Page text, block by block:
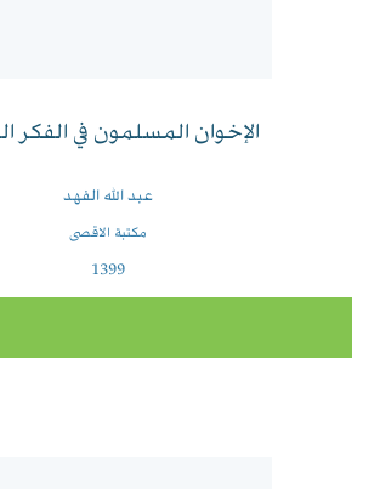
الإخوان المسلمون في الفكر
عبد الله الفهد
مكتبة الاقصى
1399